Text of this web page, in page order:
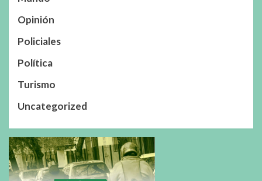
Opinión
Policiales
Política
Turismo
Uncategorized